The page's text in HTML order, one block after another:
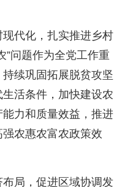
代化，扎实推进乡村
”问题作为全党工作重
续巩固拓展脱贫攻坚
活条件，加快建设农
力和质量效益，推进
农惠农富农政策效
局，促进区域协调发